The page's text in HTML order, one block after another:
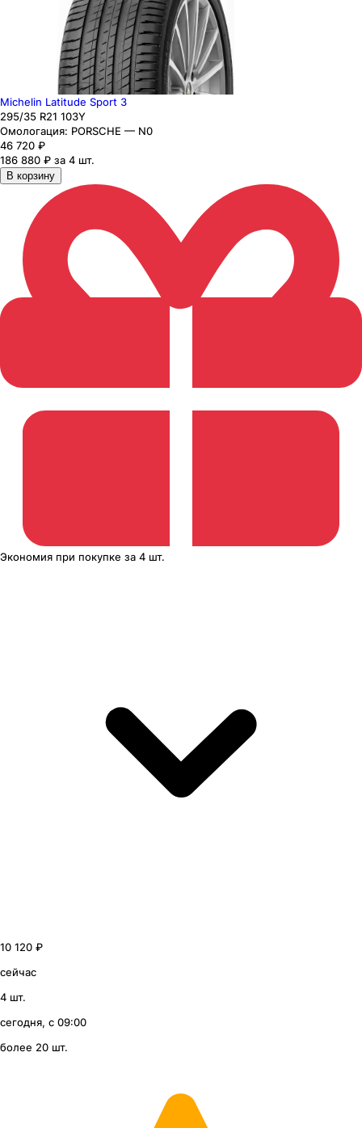
Michelin Latitude Sport 3
295/35 R21 103Y
Омологация: PORSCHE — N0
46 720 ₽
186 880 ₽ за 4 шт.
В корзину
Экономия при покупке за 4 шт.
10 120 ₽
сейчас
4 шт.
сегодня, с 09:00
более 20 шт.